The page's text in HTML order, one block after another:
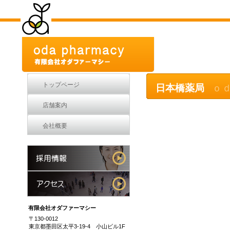
日本橋薬局 ｏ
トップページ
店舗案内
会社概要
有限会社オダファーマシー
〒130-0012
東京都墨田区太平3-19-4 小山ビル1F